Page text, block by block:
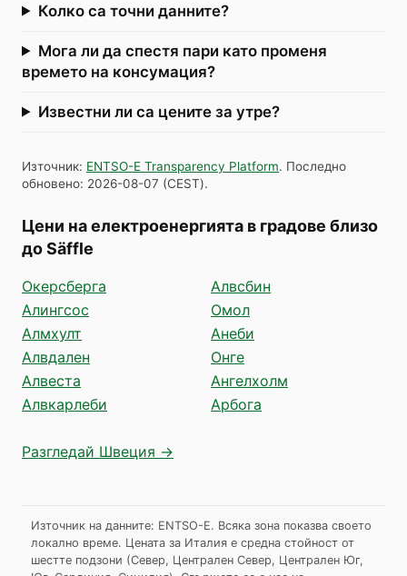
Колко са точни данните?
Мога ли да спестя пари като променя
времето на консумация?
Известни ли са цените за утре?
Източник: ENTSO-E Transparency Platform. Последно
обновено: 2026-08-07 (CEST).
Цени на електроенергията в градове близо
до Säffle
Окерсберга
Алингсос
Алмхулт
Алвдален
Алвеста
Алвкарлеби
Алвсбин
Омол
Анеби
Онге
Ангелхолм
Арбога
Разгледай Швеция →
Източник на данните: ENTSO-E. Всяка зона показва своето
локално време. Цената за Италия е средна стойност от
шестте подзони (Север, Централен Север, Централен Юг,